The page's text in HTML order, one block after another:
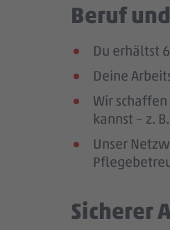
Beruf
Du erhältst
Deine
Wir
kannst – z.
Unser
Sicherer